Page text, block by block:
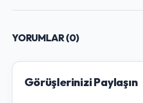
YORUMLAR (0)
Görüşlerinizi Paylaşın